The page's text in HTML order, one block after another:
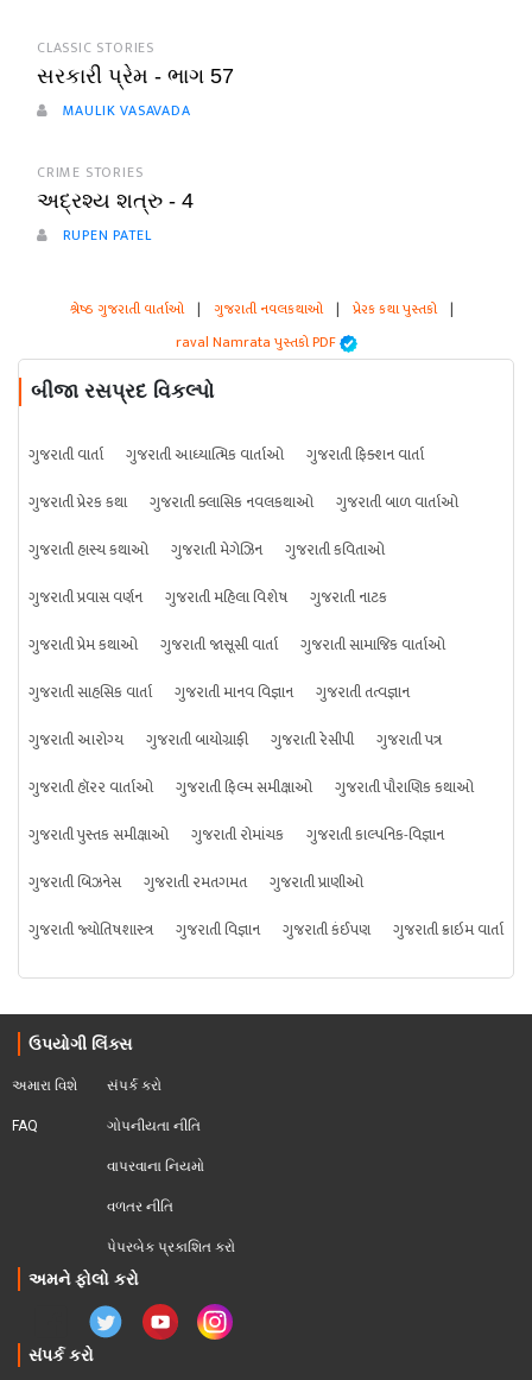
CLASSIC STORIES
સરકારી પ્રેમ - ભાગ 57
MAULIK VASAVADA
CRIME STORIES
અદ્રશ્ય શત્રુ - 4
RUPEN PATEL
શ્રેષ્ઠ ગુજરાતી વાર્તાઓ | ગુજરાતી નવલકથાઓ | પ્રેરક કથા પુસ્તકો |
raval Namrata પુસ્તકો PDF
બીજા રસપ્રદ વિકલ્પો
ગુજરાતી વાર્તા ગુજરાતી આધ્યાત્મિક વાર્તાઓ
ગુજરાતી ફિક્શન વાર્તા
ગુજરાતી પ્રેરક કથા
ગુજરાતી ક્લાસિક નવલકથાઓ
ગુજરાતી બાળ વાર્તાઓ
ગુજરાતી હાસ્ય કથાઓ
ગુજરાતી મેગેઝિન
ગુજરાતી કવિતાઓ
ગુજરાતી પ્રવાસ વર્ણન
ગુજરાતી મહિલા વિશેષ
ગુજરાતી નાટક
ગુજરાતી પ્રેમ કથાઓ
ગુજરાતી જાસૂસી વાર્તા
ગુજરાતી સામાજિક વાર્તાઓ
ગુજરાતી સાહસિક વાર્તા
ગુજરાતી માનવ વિજ્ઞાન
ગુજરાતી તત્વજ્ઞાન
ગુજરાતી આરોગ્ય
ગુજરાતી બાયોગ્રાફી ગુજરાતી રેસીપી
ગુજરાતી પત્ર
ગુજરાતી હૉરર વાર્તાઓ
ગુજરાતી ફિલ્મ સમીક્ષાઓ
ગુજરાતી પૌરાણિક કથાઓ
ગુજરાતી પુસ્તક સમીક્ષાઓ
ગુજરાતી રોમાંચક
ગુજરાતી કાલ્પનિક-વિજ્ઞાન
ગુજરાતી બિઝનેસ
ગુજરાતી રમતગમત
ગુજરાતી પ્રાણીઓ
ગુજરાતી જ્યોતિષશાસ્ત્ર
ગુજરાતી વિજ્ઞાન ગુજરાતી કંઈપણ ગુજરાતી ક્રાઇમ વાર્તા
ઉપયોગી લિંક્સ
અમારા વિશે
FAQ
સંપર્ક કરો
ગોપનીયતા નીતિ
વાપરવાના નિયમો
વળતર નીતિ
પેપરબેક પ્રકાશિત કરો
અમને ફોલો કરો
સંપર્ક કરો